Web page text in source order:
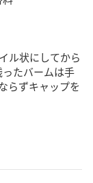
ル状にしてから
たバームは手
らずキャップを